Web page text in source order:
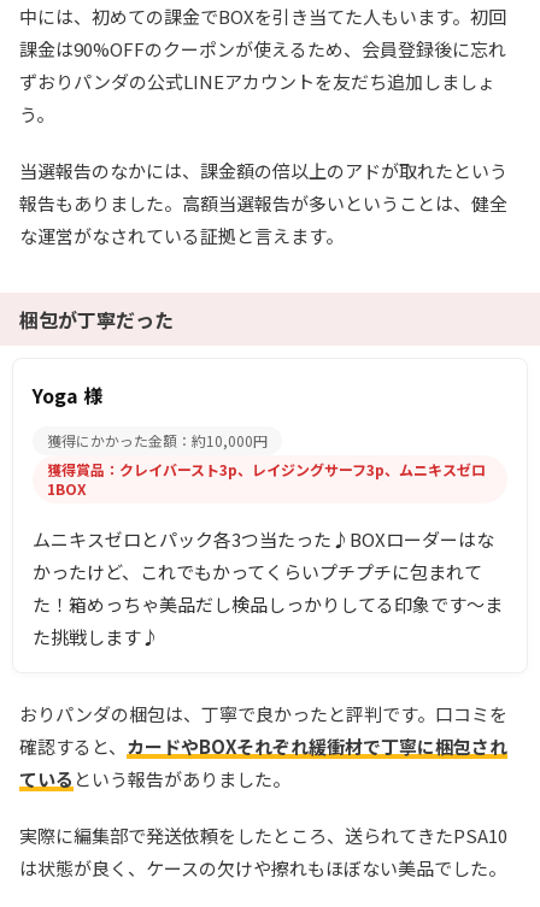
中には、初めての課金でBOXを引き当てた人もいます。初回
課金は90%OFFのクーポンが使えるため、会員登録後に忘れ
ずおりパンダの公式LINEアカウントを友だち追加しましょ
う。
当選報告のなかには、課金額の倍以上のアドが取れたという
報告もありました。高額当選報告が多いということは、健全
な運営がなされている証拠と言えます。
梱包が丁寧だった
Yoga 様
獲得にかかった金額：約10,000円
獲得賞品：クレイバースト3p、レイジングサーフ3p、ムニキスゼロ
1BOX
ムニキスゼロとパック各3つ当たった♪BOXローダーはな
かったけど、これでもかってくらいプチプチに包まれて
た！箱めっちゃ美品だし検品しっかりしてる印象です～ま
た挑戦します♪
おりパンダの梱包は、丁寧で良かったと評判です。口コミを
確認すると、 カードやBOXそれぞれ緩衝材で丁寧に梱包され
ている という報告がありました。
実際に編集部で発送依頼をしたところ、送られてきたPSA10
は状態が良く、ケースの欠けや擦れもほぼない美品でした。